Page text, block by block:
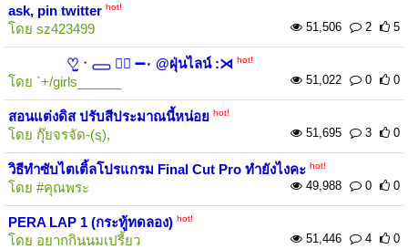
ask, pin twitter hot!
โดย sz423499 51,506 2 5
♡̫ㆍ𓈀 ♡⃝ ➖۰ @ฝุ่นไลน์ :⋊ hot!
โดย `+/girls______ 51,022 0 0
สอนแต่งดิส​ ปรับสีประมาณนี้หน่อย hot!
โดย กุ๊ยจรจัด-(sฺ), 51,695 3 0
วิธีทำซับไตเติ้ลโปรแกรม Final Cut Pro ทำยังไงคะ hot!
โดย #คุณพระ 49,988 0 0
PERA LAP 1 (กระทู้ทดลอง) hot!
โดย อยากกินนมเปรี้ยว 51,446 4 0